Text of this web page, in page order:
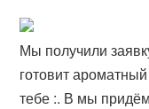
Мы получили
готовит
тебе :. В мы